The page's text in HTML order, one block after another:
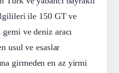
ile 150 GT ve
ve deniz aracı
usul ve esaslar
girmeden en az yirmi